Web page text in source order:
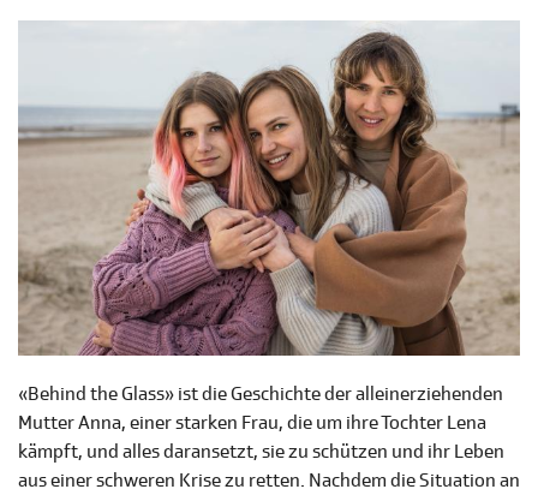
«Behind the Glass» ist die Geschichte der alleinerziehenden
Mutter Anna, einer starken Frau, die um ihre Tochter Lena
kämpft, und alles daransetzt, sie zu schützen und ihr Leben
aus einer schweren Krise zu retten. Nachdem die Situation an